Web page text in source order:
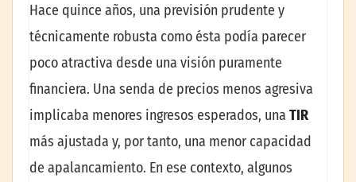
Hace quince años, una previsión prudente y
técnicamente robusta como ésta podía parecer
poco atractiva desde una visión puramente
financiera. Una senda de precios menos agresiva
implicaba menores ingresos esperados, una TIR
más ajustada y, por tanto, una menor capacidad
de apalancamiento. En ese contexto, algunos